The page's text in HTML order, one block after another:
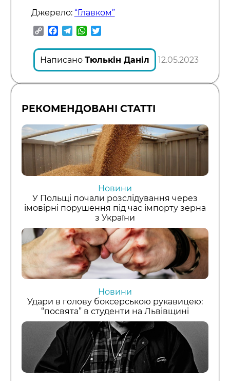
Джерело: “Главком”
CopyFacebook
TelegramWhatsApp
Написано Тюлькін Даніл 12.05.2023
РЕКОМЕНДОВАНІ СТАТТІ
Новини
У Польщі почали розслідування через
імовірні порушення під час імпорту зерна
з України
Новини
Удари в голову боксерською рукавицею:
“посвята” в студенти на Львівщині